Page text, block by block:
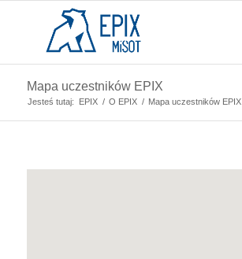
Mapa uczestników EPIX
Jesteś tutaj: EPIX / O EPIX / Mapa uczestników EPIX